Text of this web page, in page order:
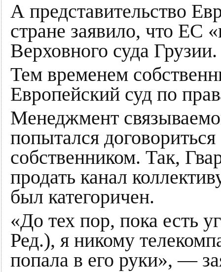
А представительство
стране заявило, что ЕС
Верховного суда Грузии.
Тем временем
Европейский суд по
Менеджмент
попытался
собственником. Так,
продать канал
был категоричен.
«До тех пор, пока
Ред.), я никому
попала в его руки», —